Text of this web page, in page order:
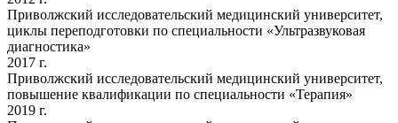
Приволжский исследовательский медицинский университет,
циклы переподготовки по специальности «Ультразвуковая
диагностика»
2017 г.
Приволжский исследовательский медицинский университет,
повышение квалификации по специальности «Терапия»
2019 г.